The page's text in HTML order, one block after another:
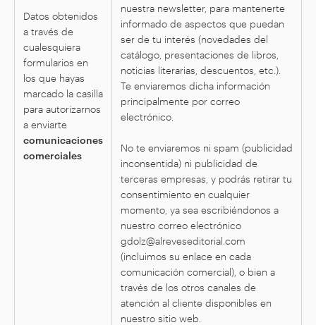
Datos obtenidos
a través de
cualesquiera
formularios en
los que hayas
marcado la casilla
para autorizarnos
a enviarte
comunicaciones
comerciales
nuestra newsletter, para mantenerte
informado de aspectos que puedan
ser de tu interés (novedades del
catálogo, presentaciones de libros,
noticias literarias, descuentos, etc.).
Te enviaremos dicha información
principalmente por correo
electrónico.
No te enviaremos ni spam (publicidad
inconsentida) ni publicidad de
terceras empresas, y podrás retirar tu
consentimiento en cualquier
momento, ya sea escribiéndonos a
nuestro correo electrónico
gdolz@alreveseditorial.com
(incluimos su enlace en cada
comunicación comercial), o bien a
través de los otros canales de
atención al cliente disponibles en
nuestro sitio web.